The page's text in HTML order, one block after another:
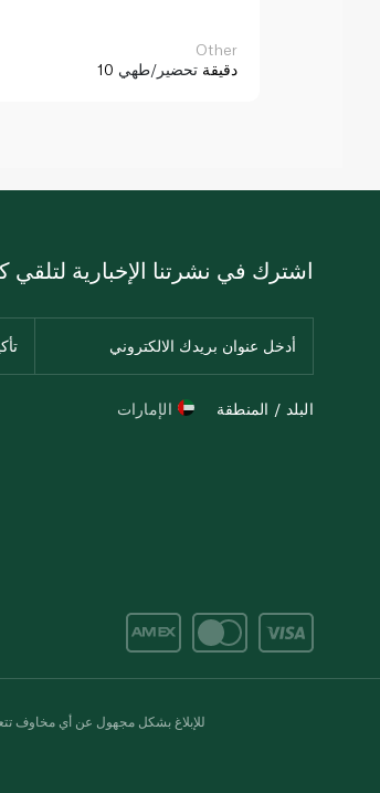
Other
10 دقيقة تحضير/طهي
اشترك في نشرتنا الإخبارية لتلقي
البلد / المنطقة الإمارات
للإبلاغ بشكل مجهول عن أي مخاوف